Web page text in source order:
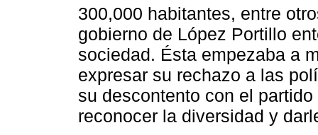
300,000 habitantes, entre
gobierno de López Portillo
sociedad. Ésta empezaba a
expresar su rechazo a las
su descontento con el
reconocer la diversidad y